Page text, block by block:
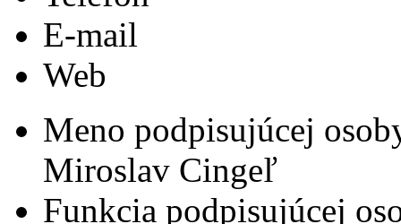
E-mail
Web
Meno podpisujúcej
Miroslav Cingeľ
Funkcia podpisujúcej